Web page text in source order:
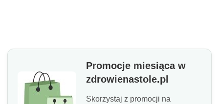
Promocje miesiąca w
zdrowienastole.pl
Skorzystaj z promocji na